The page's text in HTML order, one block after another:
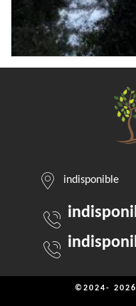
indisponible
©2024- 2026